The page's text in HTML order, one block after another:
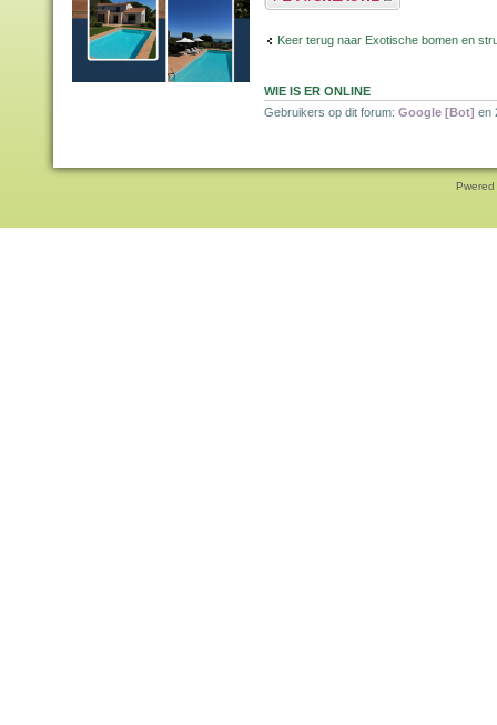
Keer terug naar Exotische bomen en
WIE IS ER ONLINE
Gebruikers op dit forum: Google [Bot] en